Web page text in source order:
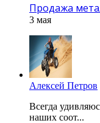
Продажа
3 мая
Алексей Петров
Всегда
наших соот...